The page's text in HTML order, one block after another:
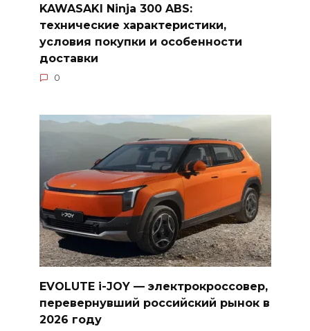
KAWASAKI Ninja 300 ABS:
технические характеристики,
условия покупки и особенности
доставки
0
EVOLUTE i-JOY — электрокроссовер,
перевернувший российский рынок в
2026 году